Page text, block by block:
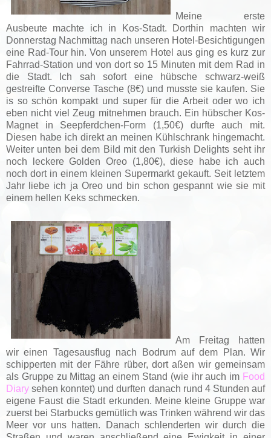
Meine erste
Ausbeute machte ich in Kos-Stadt. Dorthin machten wir
Donnerstag Nachmittag nach unseren Hotel-Besichtigungen
eine Rad-Tour hin. Von unserem Hotel aus ging es kurz zur
Fahrrad-Station und von dort so 15 Minuten mit dem Rad in
die Stadt. Ich sah sofort eine hübsche schwarz-weiß
gestreifte Converse Tasche (8€) und musste sie kaufen. Sie
is so schön kompakt und super für die Arbeit oder wo ich
eben nicht viel Zeug mitnehmen brauch. Ein hübscher Kos-
Magnet in Seepferdchen-Form (1,50€) durfte auch mit.
Diesen habe ich direkt an meinen Kühlschrank hingemacht.
Weiter unten bei dem Bild mit den Turkish Delights seht ihr
noch leckere Golden Oreo (1,80€), diese habe ich auch
noch dort in einem kleinen Supermarkt gekauft. Seit letztem
Jahr liebe ich ja Oreo und bin schon gespannt wie sie mit
einem hellen Keks schmecken.
Am Freitag hatten
wir einen Tagesausflug nach Bodrum auf dem Plan. Wir
schipperten mit der Fähre rüber, dort aßen wir gemeinsam
als Gruppe zu Mittag an einem Stand (wie ihr auch im Food
Diary sehen konntet) und durften danach rund 4 Stunden auf
eigene Faust die Stadt erkunden. Meine kleine Gruppe war
zuerst bei Starbucks gemütlich was Trinken während wir das
Meer vor uns hatten. Danach schlenderten wir durch die